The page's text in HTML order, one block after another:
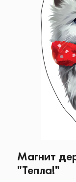
Магнит
"Тепла!"